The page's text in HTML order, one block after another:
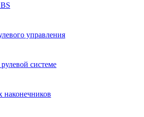
управления
системе
наконечников